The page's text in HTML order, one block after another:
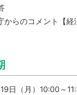
からのコメント【経
日（月）10:00～